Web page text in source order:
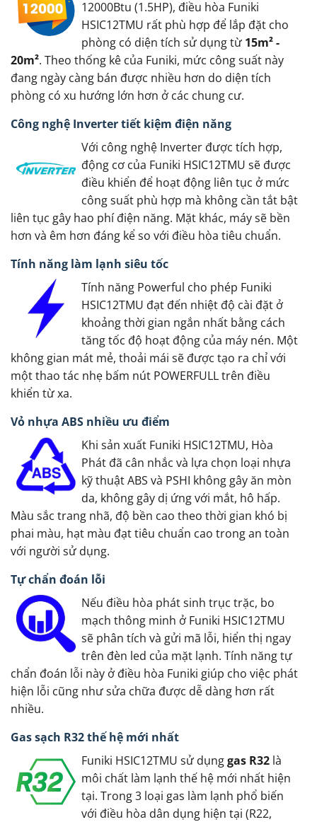
12000Btu (1.5HP), điều hòa Funiki
HSIC12TMU rất phù hợp để lắp đặt cho
phòng có diện tích sử dụng từ 15m² -
20m². Theo thống kê của Funiki, mức công suất này
đang ngày càng bán được nhiều hơn do diện tích
phòng có xu hướng lớn hơn ở các chung cư.
Công nghệ Inverter tiết kiệm điện năng
Với công nghệ Inverter được tích hợp,
động cơ của Funiki HSIC12TMU sẽ được
điều khiển để hoạt động liên tục ở mức
công suất phù hợp mà không cần tắt bật
liên tục gây hao phí điện năng. Mặt khác, máy sẽ bền
hơn và êm hơn đáng kể so với điều hòa tiêu chuẩn.
Tính năng làm lạnh siêu tốc
Tính năng Powerful cho phép Funiki
HSIC12TMU đạt đến nhiệt độ cài đặt ở
khoảng thời gian ngắn nhất bằng cách
tăng tốc độ hoạt động của máy nén. Một
không gian mát mẻ, thoải mái sẽ được tạo ra chỉ với
một thao tác nhẹ bấm nút POWERFULL trên điều
khiển từ xa.
Vỏ nhựa ABS nhiều ưu điểm
Khi sản xuất Funiki HSIC12TMU, Hòa
Phát đã cân nhắc và lựa chọn loại nhựa
kỹ thuật ABS và PSHI không gây ăn mòn
da, không gây dị ứng với mắt, hô hấp.
Màu sắc trang nhã, độ bền cao theo thời gian khó bị
phai màu, hạt màu đạt tiêu chuẩn cao trong an toàn
với người sử dụng.
Tự chẩn đoán lỗi
Nếu điều hòa phát sinh trục trặc, bo
mạch thông minh ở Funiki HSIC12TMU
sẽ phân tích và gửi mã lỗi, hiển thị ngay
trên đèn led của mặt lạnh. Tính năng tự
chẩn đoán lỗi này ở điều hòa Funiki giúp cho việc phát
hiện lỗi cũng như sửa chữa được dễ dàng hơn rất
nhiều.
Gas sạch R32 thế hệ mới nhất
Funiki HSIC12TMU sử dụnggas R32 là
môi chất làm lạnh thế hệ mới nhất hiện
tại. Trong 3 loại gas làm lạnh phổ biến
với điều hòa dân dụng hiện tại (R22,